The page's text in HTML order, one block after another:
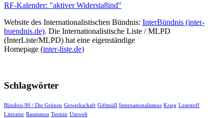
RF-Kalender: "aktiver Widersta8ind"
Website des Internationalistischen Bündnis: InterBündnis (inter-
buendnis.de). Die Internationalistische Liste / MLPD
(InterListe/MLPD) hat eine eigenständige
Homepage (inter-liste.de)
Schlagwörter
Bündnis 90 / Die Grünen Gewerkschaft Giftmüll Internationalismus Krieg Lesestoff
Literatur Rassismus Termin Umwelt